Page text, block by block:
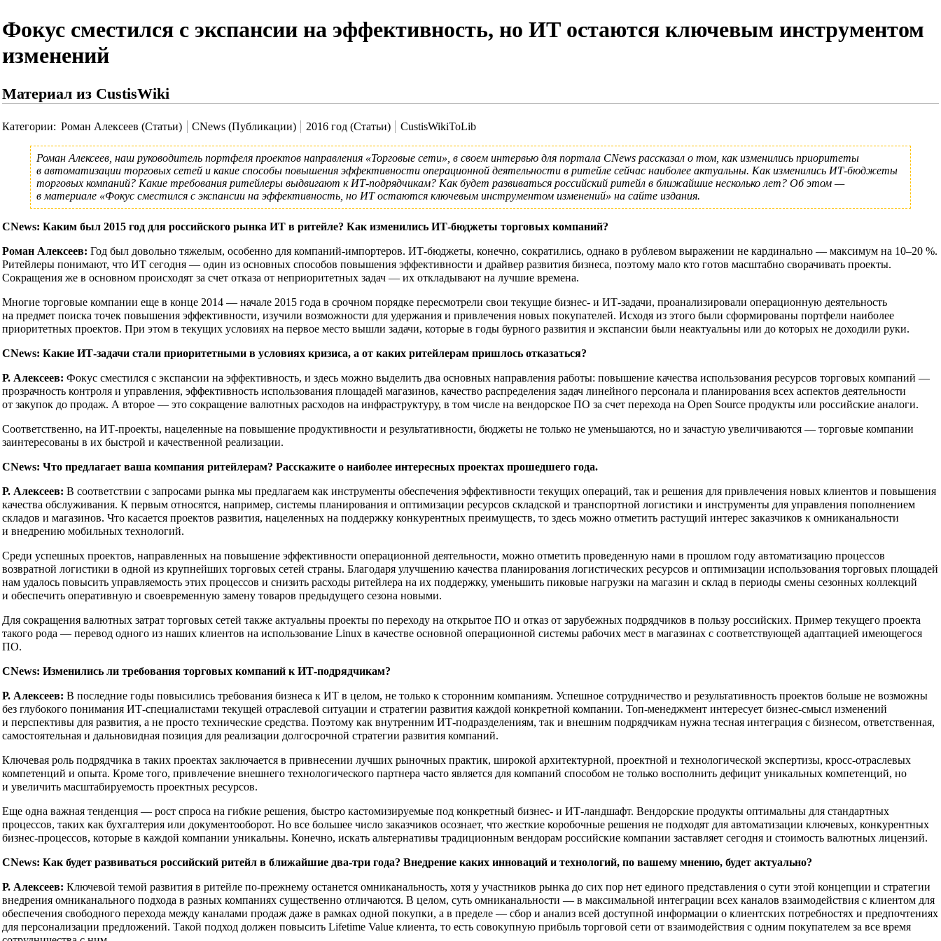
Фокус сместился с экспансии на эффективность, но ИТ остаются ключевым инструментом
изменений
Материал из CustisWiki
Категории: Роман Алексеев (Статьи) CNews (Публикации) 2016 год (Статьи) CustisWikiToLib
Роман Алексеев, наш руководитель портфеля проектов направления «Торговые сети», в своем интервью для портала CNews рассказал о том, как изменились приоритеты
в автоматизации торговых сетей и какие способы повышения эффективности операционной деятельности в ритейле сейчас наиболее актуальны. Как изменились ИТ-бюджеты
торговых компаний? Какие требования ритейлеры выдвигают к ИТ-подрядчикам? Как будет развиваться российский ритейл в ближайшие несколько лет? Об этом —
в материале «Фокус сместился с экспансии на эффективность, но ИТ остаются ключевым инструментом изменений» на сайте издания.
CNews: Каким был 2015 год для российского рынка ИТ в ритейле? Как изменились ИТ-бюджеты торговых компаний?
Роман Алексеев: Год был довольно тяжелым, особенно для компаний-импортеров. ИТ-бюджеты, конечно, сократились, однако в рублевом выражении не кардинально — максимум на 10–20 %.
Ритейлеры понимают, что ИТ сегодня — один из основных способов повышения эффективности и драйвер развития бизнеса, поэтому мало кто готов масштабно сворачивать проекты.
Сокращения же в основном происходят за счет отказа от неприоритетных задач — их откладывают на лучшие времена.
Многие торговые компании еще в конце 2014 — начале 2015 года в срочном порядке пересмотрели свои текущие бизнес- и ИТ-задачи, проанализировали операционную деятельность
на предмет поиска точек повышения эффективности, изучили возможности для удержания и привлечения новых покупателей. Исходя из этого были сформированы портфели наиболее
приоритетных проектов. При этом в текущих условиях на первое место вышли задачи, которые в годы бурного развития и экспансии были неактуальны или до которых не доходили руки.
CNews: Какие ИТ-задачи стали приоритетными в условиях кризиса, а от каких ритейлерам пришлось отказаться?
Р. Алексеев: Фокус сместился с экспансии на эффективность, и здесь можно выделить два основных направления работы: повышение качества использования ресурсов торговых компаний —
прозрачность контроля и управления, эффективность использования площадей магазинов, качество распределения задач линейного персонала и планирования всех аспектов деятельности
от закупок до продаж. А второе — это сокращение валютных расходов на инфраструктуру, в том числе на вендорское ПО за счет перехода на Open Source продукты или российские аналоги.
Соответственно, на ИТ-проекты, нацеленные на повышение продуктивности и результативности, бюджеты не только не уменьшаются, но и зачастую увеличиваются — торговые компании
заинтересованы в их быстрой и качественной реализации.
CNews: Что предлагает ваша компания ритейлерам? Расскажите о наиболее интересных проектах прошедшего года.
Р. Алексеев: В соответствии с запросами рынка мы предлагаем как инструменты обеспечения эффективности текущих операций, так и решения для привлечения новых клиентов и повышения
качества обслуживания. К первым относятся, например, системы планирования и оптимизации ресурсов складской и транспортной логистики и инструменты для управления пополнением
складов и магазинов. Что касается проектов развития, нацеленных на поддержку конкурентных преимуществ, то здесь можно отметить растущий интерес заказчиков к омниканальности
и внедрению мобильных технологий.
Среди успешных проектов, направленных на повышение эффективности операционной деятельности, можно отметить проведенную нами в прошлом году автоматизацию процессов
возвратной логистики в одной из крупнейших торговых сетей страны. Благодаря улучшению качества планирования логистических ресурсов и оптимизации использования торговых площадей
нам удалось повысить управляемость этих процессов и снизить расходы ритейлера на их поддержку, уменьшить пиковые нагрузки на магазин и склад в периоды смены сезонных коллекций
и обеспечить оперативную и своевременную замену товаров предыдущего сезона новыми.
Для сокращения валютных затрат торговых сетей также актуальны проекты по переходу на открытое ПО и отказ от зарубежных подрядчиков в пользу российских. Пример текущего проекта
такого рода — перевод одного из наших клиентов на использование Linux в качестве основной операционной системы рабочих мест в магазинах с соответствующей адаптацией имеющегося
ПО.
CNews: Изменились ли требования торговых компаний к ИТ-подрядчикам?
Р. Алексеев: В последние годы повысились требования бизнеса к ИТ в целом, не только к сторонним компаниям. Успешное сотрудничество и результативность проектов больше не возможны
без глубокого понимания ИТ-специалистами текущей отраслевой ситуации и стратегии развития каждой конкретной компании. Топ-менеджмент интересует бизнес-смысл изменений
и перспективы для развития, а не просто технические средства. Поэтому как внутренним ИТ-подразделениям, так и внешним подрядчикам нужна тесная интеграция с бизнесом, ответственная,
самостоятельная и дальновидная позиция для реализации долгосрочной стратегии развития компаний.
Ключевая роль подрядчика в таких проектах заключается в привнесении лучших рыночных практик, широкой архитектурной, проектной и технологической экспертизы, кросс-отраслевых
компетенций и опыта. Кроме того, привлечение внешнего технологического партнера часто является для компаний способом не только восполнить дефицит уникальных компетенций, но
и увеличить масштабируемость проектных ресурсов.
Еще одна важная тенденция — рост спроса на гибкие решения, быстро кастомизируемые под конкретный бизнес- и ИТ-ландшафт. Вендорские продукты оптимальны для стандартных
процессов, таких как бухгалтерия или документооборот. Но все большее число заказчиков осознает, что жесткие коробочные решения не подходят для автоматизации ключевых, конкурентных
бизнес-процессов, которые в каждой компании уникальны. Конечно, искать альтернативы традиционным вендорам российские компании заставляет сегодня и стоимость валютных лицензий.
CNews: Как будет развиваться российский ритейл в ближайшие два-три года? Внедрение каких инноваций и технологий, по вашему мнению, будет актуально?
Р. Алексеев: Ключевой темой развития в ритейле по-прежнему останется омниканальность, хотя у участников рынка до сих пор нет единого представления о сути этой концепции и стратегии
внедрения омниканального подхода в разных компаниях существенно отличаются. В целом, суть омниканальности — в максимальной интеграции всех каналов взаимодействия с клиентом для
обеспечения свободного перехода между каналами продаж даже в рамках одной покупки, а в пределе — сбор и анализ всей доступной информации о клиентских потребностях и предпочтениях
для персонализации предложений. Такой подход должен повысить Lifetime Value клиента, то есть совокупную прибыль торговой сети от взаимодействия с одним покупателем за все время